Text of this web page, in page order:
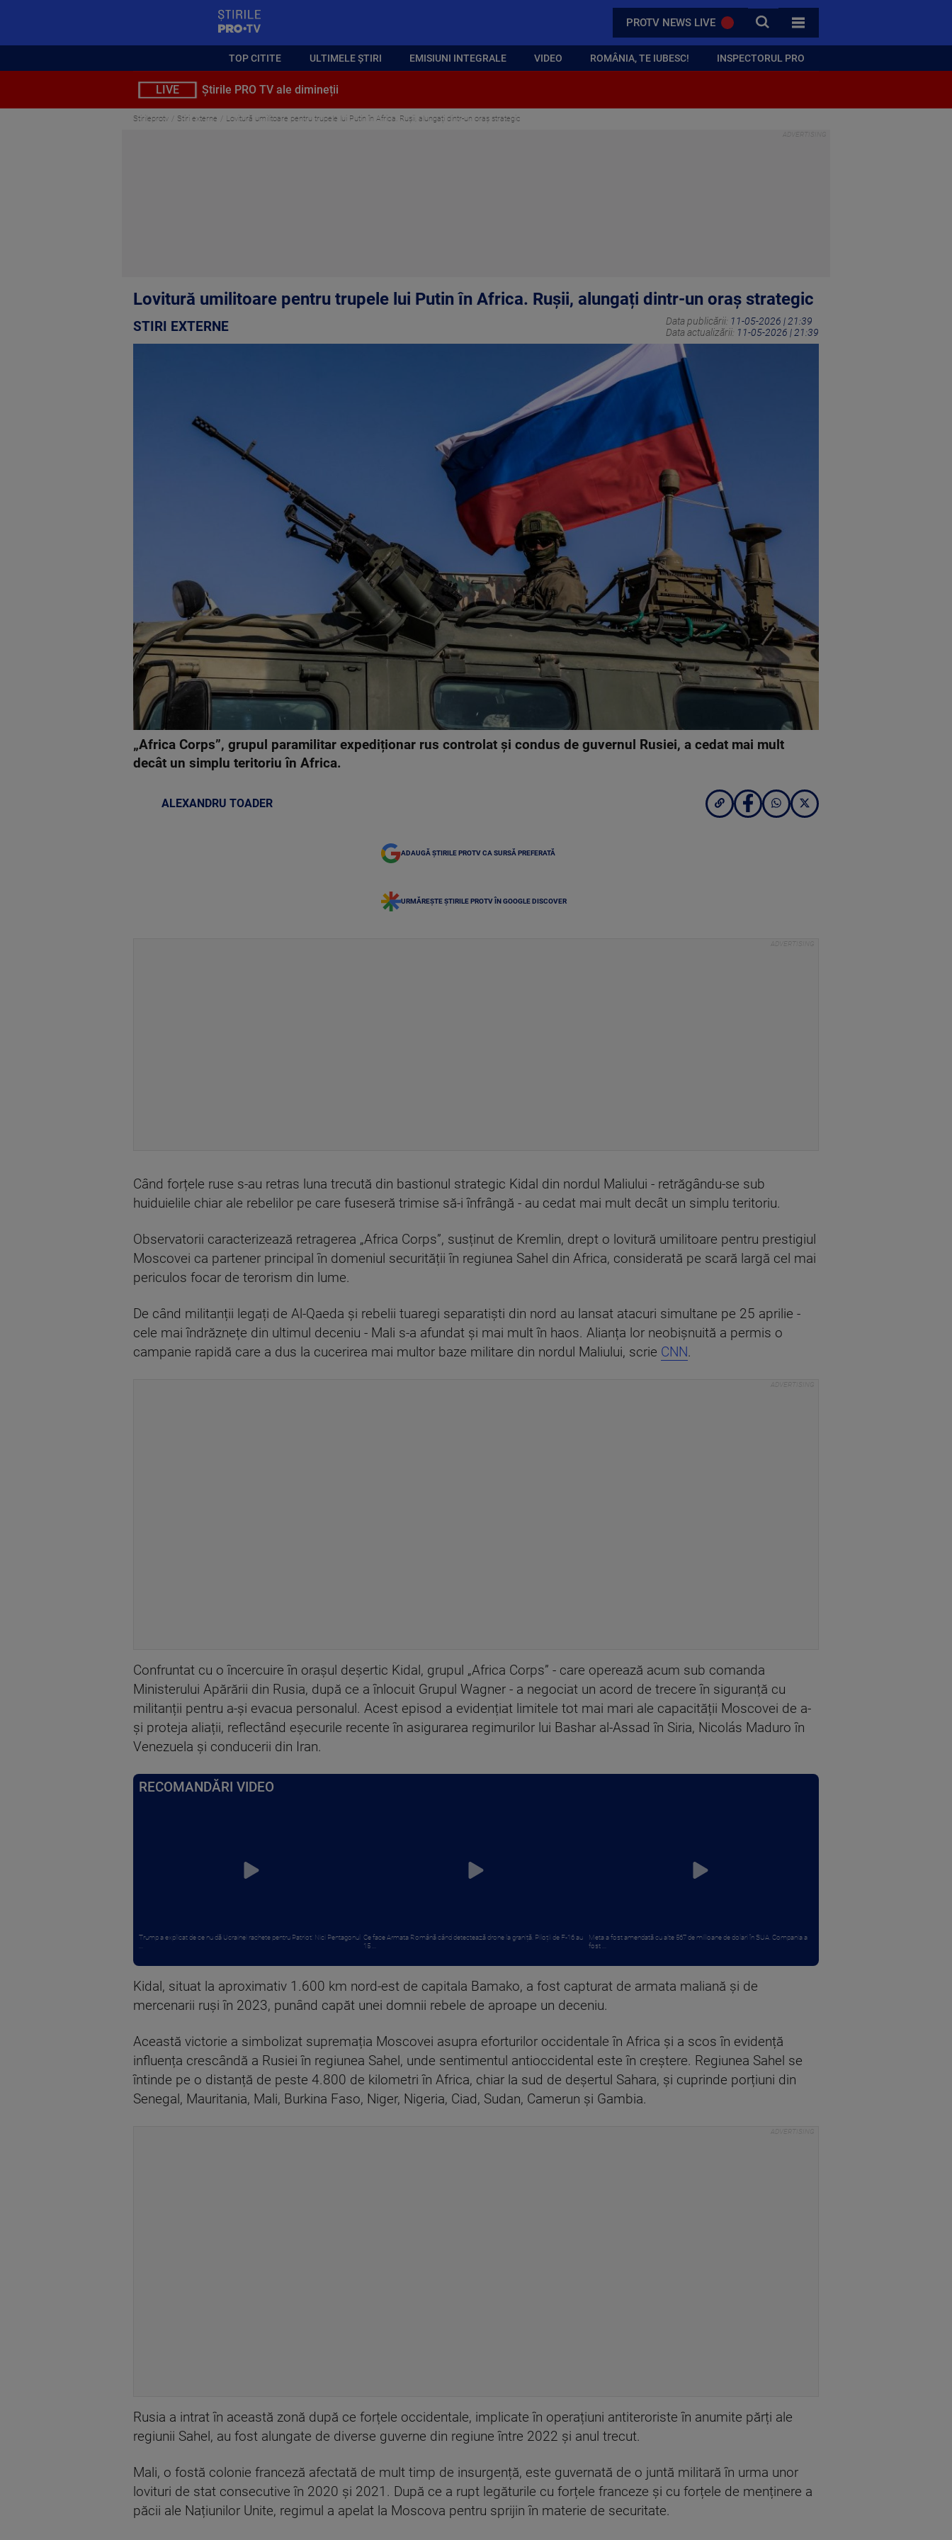
PROTV NEWS LIVE CAUTA
TOATE CATEGORIILE
TOP CITITE ULTIMELE ȘTIRI EMISIUNI INTEGRALE VIDEO ROMÂNIA, TE IUBESC! INSPECTORUL PRO
LIVE Știrile PRO TV ale dimineții
Stirileprotv Stiri externe Lovitură umilitoare pentru trupele lui Putin în Africa. Rușii, alungați dintr-un oraș strategic
Lovitură umilitoare pentru trupele lui Putin în Africa. Rușii, alungați dintr-un oraș strategic
STIRI EXTERNE Data publicării: 11-05-2026 | 21:39
Data actualizării: 11-05-2026 | 21:39
„Africa Corps”, grupul paramilitar expediționar rus controlat și condus de guvernul Rusiei, a cedat mai mult
decât un simplu teritoriu în Africa.
ALEXANDRU TOADER
ADAUGĂ ȘTIRILE PROTV CA SURSĂ PREFERATĂ
URMĂREȘTE ȘTIRILE PROTV ÎN GOOGLE DISCOVER
Când forțele ruse s-au retras luna trecută din bastionul strategic Kidal din nordul Maliului - retrăgându-se sub
huiduielile chiar ale rebelilor pe care fuseseră trimise să-i înfrângă - au cedat mai mult decât un simplu teritoriu.
Observatorii caracterizează retragerea „Africa Corps”, susținut de Kremlin, drept o lovitură umilitoare pentru prestigiul
Moscovei ca partener principal în domeniul securității în regiunea Sahel din Africa, considerată pe scară largă cel mai
periculos focar de terorism din lume.
De când militanții legați de Al-Qaeda și rebelii tuaregi separatiști din nord au lansat atacuri simultane pe 25 aprilie -
cele mai îndrăznețe din ultimul deceniu - Mali s-a afundat și mai mult în haos. Alianța lor neobișnuită a permis o
campanie rapidă care a dus la cucerirea mai multor baze militare din nordul Maliului, scrie CNN.
Confruntat cu o încercuire în orașul deșertic Kidal, grupul „Africa Corps” - care operează acum sub comanda
Ministerului Apărării din Rusia, după ce a înlocuit Grupul Wagner - a negociat un acord de trecere în siguranță cu
militanții pentru a-și evacua personalul. Acest episod a evidențiat limitele tot mai mari ale capacității Moscovei de a-
și proteja aliații, reflectând eșecurile recente în asigurarea regimurilor lui Bashar al-Assad în Siria, Nicolás Maduro în
Venezuela și conducerii din Iran.
RECOMANDĂRI VIDEO
Trump a explicat de ce nu dă Ucrainei rachete pentru Patriot: Nici Pentagonul Ce face Armata Română când detectează drone la graniță. Piloții de F-16 au
15 ...
Meta a fost amendată cu alte 567 de milioane de dolari în SUA. Compania a
fost ...
Kidal, situat la aproximativ 1.600 km nord-est de capitala Bamako, a fost capturat de armata maliană și de
mercenarii ruși în 2023, punând capăt unei domnii rebele de aproape un deceniu.
Această victorie a simbolizat supremația Moscovei asupra eforturilor occidentale în Africa și a scos în evidență
influența crescândă a Rusiei în regiunea Sahel, unde sentimentul antioccidental este în creștere. Regiunea Sahel se
întinde pe o distanță de peste 4.800 de kilometri în Africa, chiar la sud de deșertul Sahara, și cuprinde porțiuni din
Senegal, Mauritania, Mali, Burkina Faso, Niger, Nigeria, Ciad, Sudan, Camerun și Gambia.
Rusia a intrat în această zonă după ce forțele occidentale, implicate în operațiuni antiteroriste în anumite părți ale
regiunii Sahel, au fost alungate de diverse guverne din regiune între 2022 și anul trecut.
Mali, o fostă colonie franceză afectată de mult timp de insurgență, este guvernată de o juntă militară în urma unor
lovituri de stat consecutive în 2020 și 2021. După ce a rupt legăturile cu forțele franceze și cu forțele de menținere a
păcii ale Națiunilor Unite, regimul a apelat la Moscova pentru sprijin în materie de securitate.